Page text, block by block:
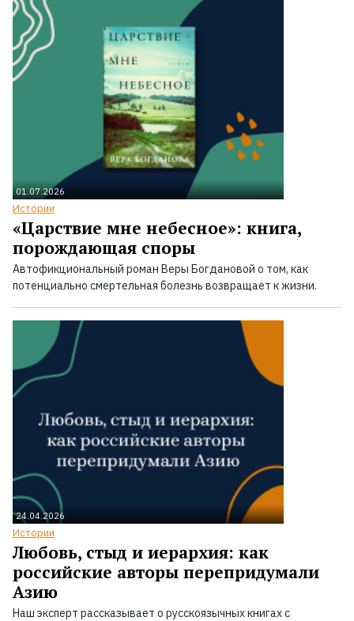
01.07.2026
Истории
«Царствие мне небесное»: книга,
порождающая споры
Автофикциональный роман Веры Богдановой о том, как
потенциально смертельная болезнь возвращает к жизни.
24.04.2026
Истории
Любовь, стыд и иерархия: как
российские авторы перепридумали
Азию
Наш эксперт рассказывает о русскоязычных книгах с